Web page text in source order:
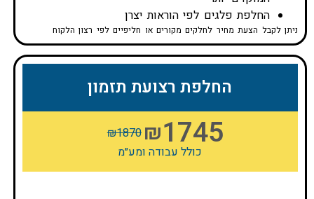
החלפת פלגים לפי הוראות יצרן
ניתן לקבל הצעת מחיר לחלקים מקורים או חליפיים לפי רצון הלקוח
החלפת רצועת תזמון
₪1870 ₪1745
כולל עבודה ומע״מ